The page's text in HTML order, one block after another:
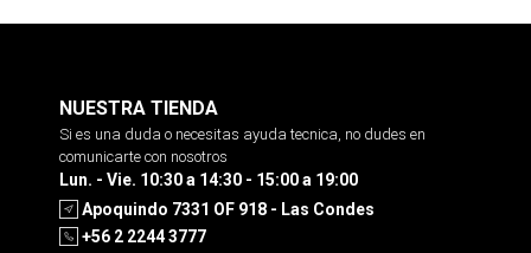
NUESTRA TIENDA
Si es una duda o necesitas ayuda tecnica, no dudes en
comunicarte con nosotros
Lun. - Vie. 10:30 a 14:30 - 15:00 a 19:00
Apoquindo 7331 OF 918 - Las Condes
+56 2 2244 3777